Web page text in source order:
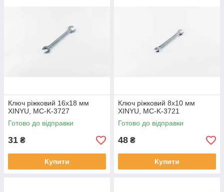
Ключ ріжковий 16х18 мм
XINYU, MC-K-3727
Готово до відправки
31 ₴
Купити
Ключ ріжковий 8х10 мм
XINYU, MC-K-3721
Готово до відправки
48 ₴
Купити